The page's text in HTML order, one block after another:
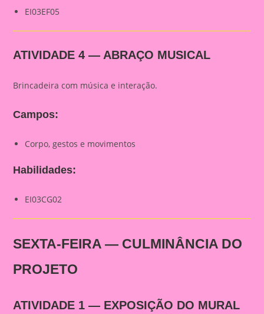
EI03EF05
ATIVIDADE 4 — ABRAÇO MUSICAL
Brincadeira com música e interação.
Campos:
Corpo, gestos e movimentos
Habilidades:
EI03CG02
SEXTA-FEIRA — CULMINÂNCIA DO
PROJETO
ATIVIDADE 1 — EXPOSIÇÃO DO MURAL